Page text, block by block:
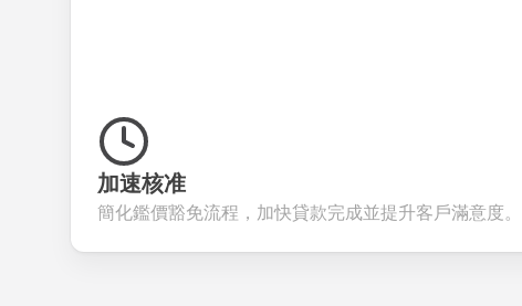
加速核准
簡化鑑價豁免流程，加快貸款完成並提升客戶滿意度。